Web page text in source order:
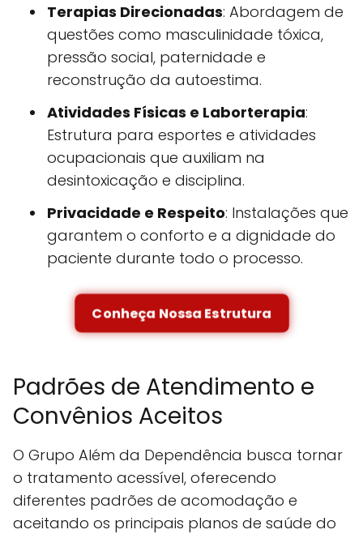
Terapias Direcionadas: Abordagem de
questões como masculinidade tóxica,
pressão social, paternidade e
reconstrução da autoestima.
Atividades Físicas e Laborterapia:
Estrutura para esportes e atividades
ocupacionais que auxiliam na
desintoxicação e disciplina.
Privacidade e Respeito: Instalações que
garantem o conforto e a dignidade do
paciente durante todo o processo.
Conheça Nossa Estrutura
Padrões de Atendimento e
Convênios Aceitos
O Grupo Além da Dependência busca tornar
o tratamento acessível, oferecendo
diferentes padrões de acomodação e
aceitando os principais planos de saúde do